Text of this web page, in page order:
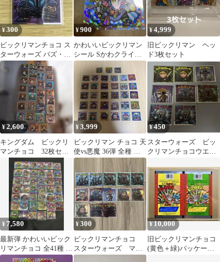
¥300
ビックリマンチョコ ス
ターウォーズ パズ・ヴ
ィズラ
¥900
かわいいビックリマン
シール Sかわクライス
ト
¥4,999
旧ビックリマン ヘッ
ド3枚セット
¥2,600
キングダム ビックリ
マンチョコ 32枚セッ
¥3,999
ビックリマン チョコ 天
使vs悪魔 36弾 全種 コ
ンプ 33枚セット
¥450
スターウォーズ ビッ
クリマンチョコウエハ
¥ 7,580
最新弾 かわいいビック
リマンチョコ 全41種 フ
ルコンプ
¥300
ビックリマンチョコ
スターウォーズ マン
ダロリアン&グローグ
¥10,000
旧ビックリマンチョコ
(黄色＋緑)パッケージ